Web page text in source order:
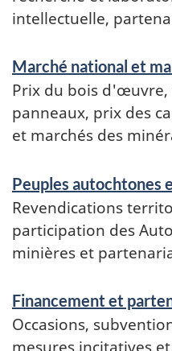
intellectuelle,
Marché national et
Prix du bois d'œuvre,
panneaux, prix des
et marchés des
Peuples autochtones
Revendications
participation des
minières et
Financement et
Occasions,